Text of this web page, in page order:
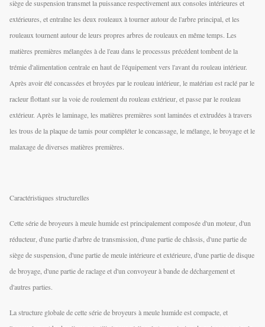
siège de suspension transmet la puissance respectivement aux consoles intérieures et
extérieures, et entraîne les deux rouleaux à tourner autour de l'arbre principal, et les
rouleaux tournent autour de leurs propres arbres de rouleaux en même temps. Les
matières premières mélangées à de l'eau dans le processus précédent tombent de la
trémie d'alimentation centrale en haut de l'équipement vers l'avant du rouleau intérieur.
Après avoir été concassées et broyées par le rouleau intérieur, le matériau est raclé par le
racleur flottant sur la voie de roulement du rouleau extérieur, et passe par le rouleau
extérieur. Après le laminage, les matières premières sont laminées et extrudées à travers
les trous de la plaque de tamis pour compléter le concassage, le mélange, le broyage et le
malaxage de diverses matières premières.
Caractéristiques structurelles
Cette série de broyeurs à meule humide est principalement composée d'un moteur, d'un
réducteur, d'une partie d'arbre de transmission, d'une partie de châssis, d'une partie de
siège de suspension, d'une partie de meule intérieure et extérieure, d'une partie de disque
de broyage, d'une partie de raclage et d'un convoyeur à bande de déchargement et
d'autres parties.
La structure globale de cette série de broyeurs à meule humide est compacte, et